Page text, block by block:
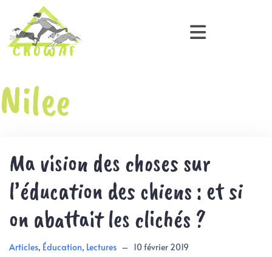
Nilee
Ma vision des choses sur
l’éducation des chiens : et si
on abattait les clichés ?
Articles, Éducation, Lectures – 10 février 2019